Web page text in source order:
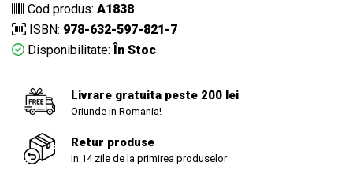
Cod produs: A1838
ISBN: 978-632-597-821-7
Disponibilitate: În Stoc
Livrare gratuita peste 200 lei
Oriunde in Romania!
Retur produse
In 14 zile de la primirea produselor